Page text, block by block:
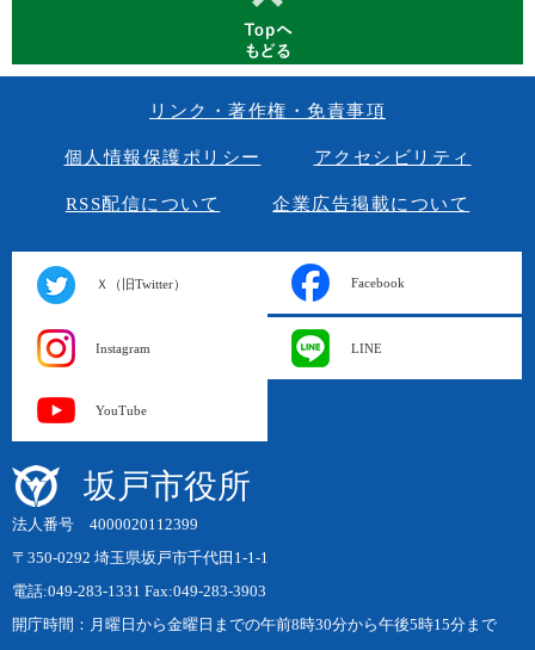
リンク・著作権・免責事項
個人情報保護ポリシー アクセシビリティ
RSS配信について 企業広告掲載について
Ｘ（旧Twitter） Facebook
Instagram LINE
YouTube
坂戸市役所
法人番号 4000020112399
〒350-0292 埼玉県坂戸市千代田1-1-1
電話:049-283-1331 Fax:049-283-3903
開庁時間：月曜日から金曜日までの午前8時30分から午後5時15分まで